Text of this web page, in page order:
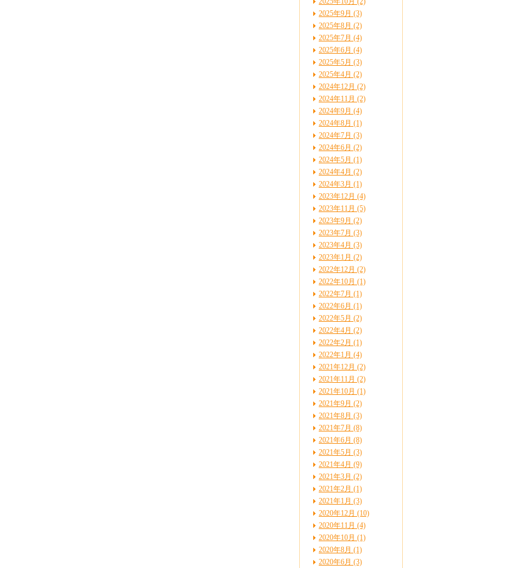
2025年9月 (3)
2025年8月 (2)
2025年7月 (4)
2025年6月 (4)
2025年5月 (3)
2025年4月 (2)
2024年12月 (2)
2024年11月 (2)
2024年9月 (4)
2024年8月 (1)
2024年7月 (3)
2024年6月 (2)
2024年5月 (1)
2024年4月 (2)
2024年3月 (1)
2023年12月 (4)
2023年11月 (5)
2023年9月 (2)
2023年7月 (3)
2023年4月 (3)
2023年1月 (2)
2022年12月 (2)
2022年10月 (1)
2022年7月 (1)
2022年6月 (1)
2022年5月 (2)
2022年4月 (2)
2022年2月 (1)
2022年1月 (4)
2021年12月 (2)
2021年11月 (2)
2021年10月 (1)
2021年9月 (2)
2021年8月 (3)
2021年7月 (8)
2021年6月 (8)
2021年5月 (3)
2021年4月 (9)
2021年3月 (2)
2021年2月 (1)
2021年1月 (3)
2020年12月 (10)
2020年11月 (4)
2020年10月 (1)
2020年8月 (1)
2020年6月 (3)